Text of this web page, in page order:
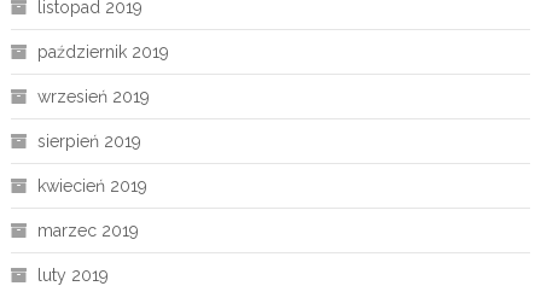
listopad 2019
październik 2019
wrzesień 2019
sierpień 2019
kwiecień 2019
marzec 2019
luty 2019